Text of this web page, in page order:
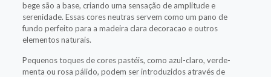
bege são a base, criando uma sensação de amplitude e
serenidade. Essas cores neutras servem como um pano de
fundo perfeito para a madeira clara decoracao e outros
elementos naturais.
Pequenos toques de cores pastéis, como azul-claro, verde-
menta ou rosa pálido, podem ser introduzidos através de